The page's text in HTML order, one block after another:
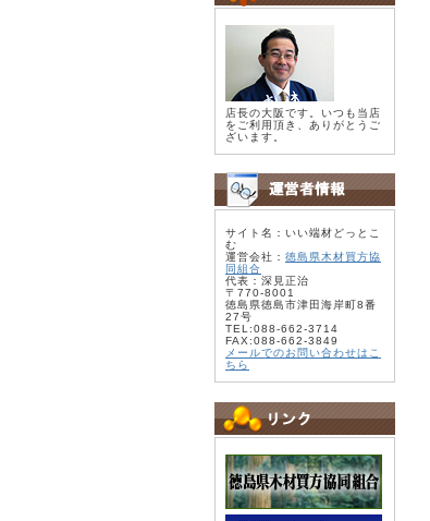
店長の大阪です。いつも当店
をご利用頂き、ありがとうご
ざいます。
サイト名：いい端材どっとこ
む
運営会社： 徳島県木材買方協
同組合
代表：深見正治
〒770-8001
徳島県徳島市津田海岸町8番
27号
TEL:088-662-3714
FAX:088-662-3849
メールでのお問い合わせはこ
ちら